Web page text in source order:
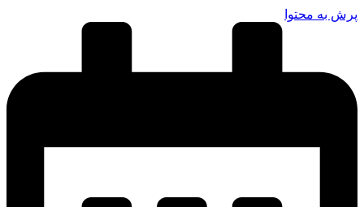
پرش به محتوا